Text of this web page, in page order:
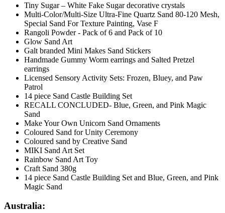
Tiny Sugar – White Fake Sugar decorative crystals
Multi-Color/Multi-Size Ultra-Fine Quartz Sand 80-120 Mesh,
Special Sand For Texture Painting, Vase F
Rangoli Powder - Pack of 6 and Pack of 10
Glow Sand Art
Galt branded Mini Makes Sand Stickers
Handmade Gummy Worm earrings and Salted Pretzel
earrings
Licensed Sensory Activity Sets: Frozen, Bluey, and Paw
Patrol
14 piece Sand Castle Building Set
RECALL CONCLUDED- Blue, Green, and Pink Magic
Sand
Make Your Own Unicorn Sand Ornaments
Coloured Sand for Unity Ceremony
Coloured sand by Creative Sand
MIKI Sand Art Set
Rainbow Sand Art Toy
Craft Sand 380g
14 piece Sand Castle Building Set and Blue, Green, and Pink
Magic Sand
Australia: